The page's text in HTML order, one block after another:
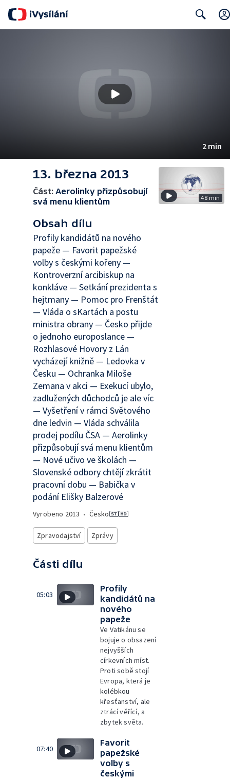
2 min
13. března 2013
Část: Aerolinky přizpůsobují
svá menu klientům
Obsah dílu
Profily kandidátů na nového
papeže — Favorit papežské
volby s českými kořeny —
Kontroverzní arcibiskup na
konkláve — Setkání prezidenta s
hejtmany — Pomoc pro Frenštát
— Vláda o sKartách a postu
ministra obrany — Česko přijde
o jednoho europoslance —
Rozhlasové Hovory z Lán
vycházejí knižně — Ledovka v
Česku — Ochranka Miloše
Zemana v akci — Exekucí ubylo,
zadlužených důchodců je ale víc
— Vyšetření v rámci Světového
dne ledvin — Vláda schválila
prodej podílu ČSA — Aerolinky
přizpůsobují svá menu klientům
— Nové učivo ve školách —
Slovenské odbory chtějí zkrátit
pracovní dobu — Babička v
podání Elišky Balzerové
Vyrobeno 2013 • Česko
Zpravodajství Zprávy
Části dílu
05:03
Profily
kandidátů na
nového
papeže
Ve Vatikánu se
bojuje o obsazení
nejvyšších
církevních míst.
Proti sobě stojí
Evropa, která je
kolébkou
křesťanství, ale
ztrácí věřící, a
zbytek světa.
07:40
Favorit
papežské
volby s
českými
48 min